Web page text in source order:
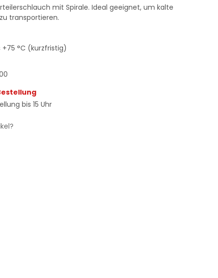
mit Spirale. Ideal geeignet, um kalte
transportieren.
°C (kurzfristig)
bis 15 Uhr